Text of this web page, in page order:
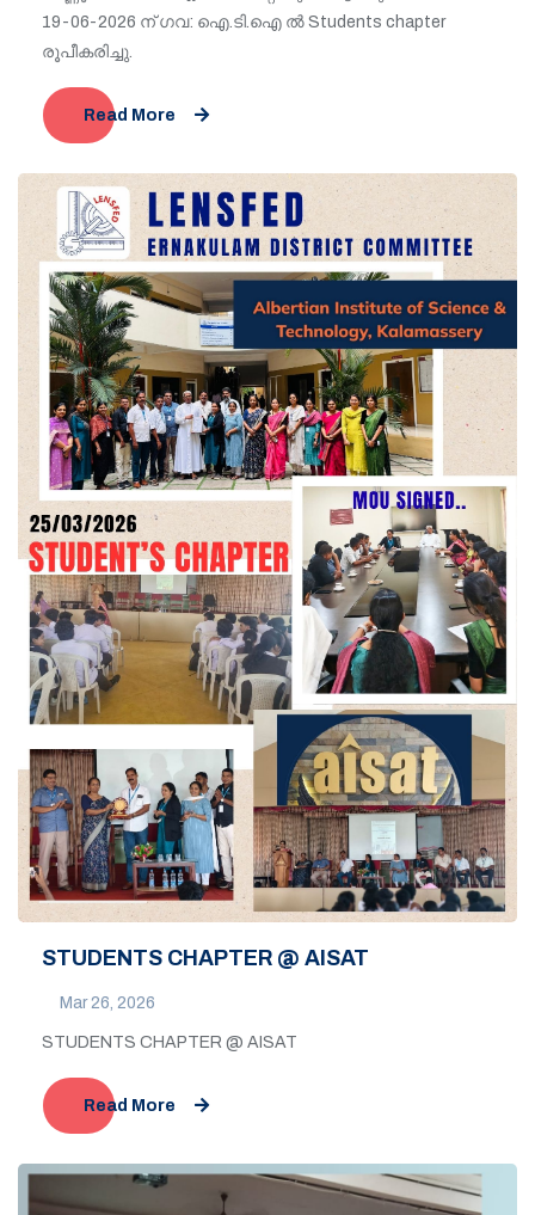
19-06-2026 ന് ഗവ: ഐ.ടി.ഐ ൽ Students chapter
രൂപീകരിച്ചു.
Read More
STUDENTS CHAPTER @ AISAT
Mar 26, 2026
STUDENTS CHAPTER @ AISAT
Read More